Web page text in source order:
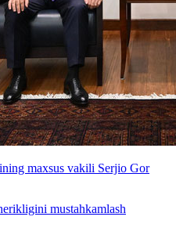
maxsus vakili Serjio Gor
mustahkamlash